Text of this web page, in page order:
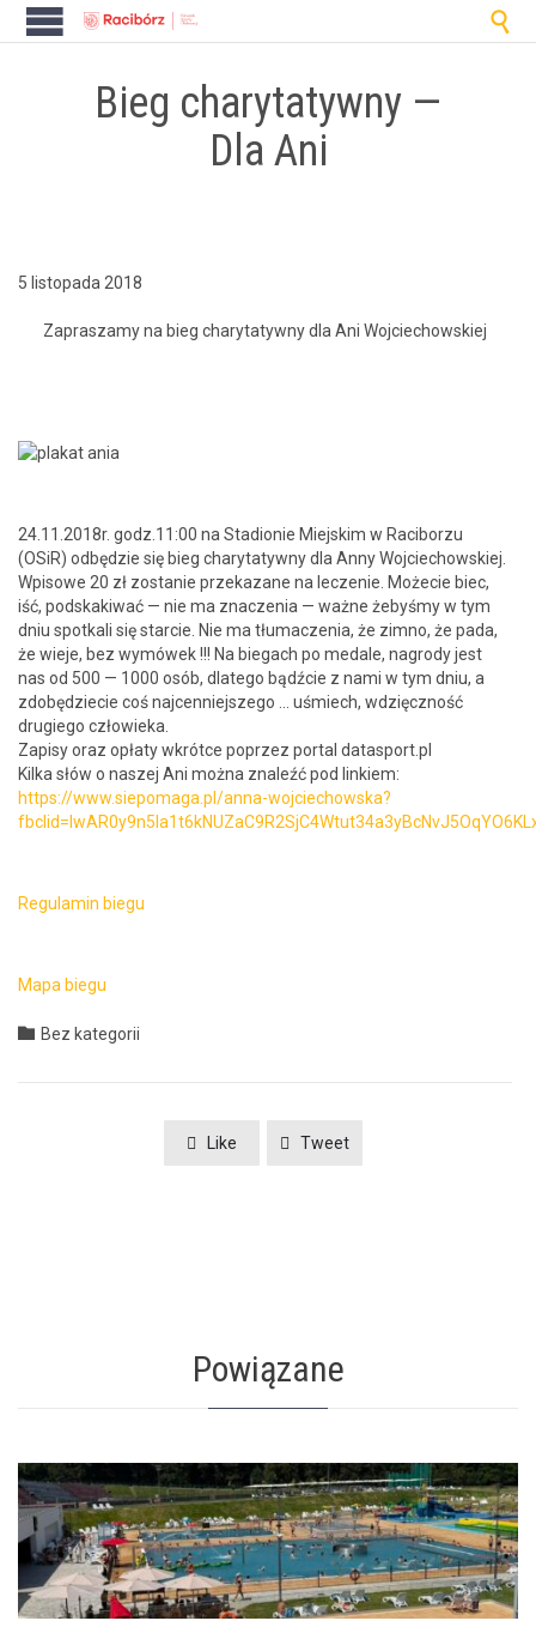

Bieg charytatywny —
Dla Ani
5 listopada 2018
Zaprasza­my na bieg chary­taty­wny dla Ani Wojciechowskiej
24.11.2018r. godz.11:00 na Sta­dion­ie Miejskim w Raci­borzu
(OSiR) odbędzie się bieg chary­taty­wny dla Anny Woj­ciechowskiej.
Wpisowe 20 zł zostanie przekazane na lecze­nie. Może­cie biec,
iść, pod­skaki­wać — nie ma znaczenia — ważne żebyśmy w tym
dniu spotkali się star­cie. Nie ma tłu­maczenia, że zim­no, że pada,
że wieje, bez wymówek !!! Na bie­gach po medale, nagrody jest
nas od 500 — 1000 osób, dlat­ego bądź­cie z nami w tym dniu, a
zdobędziecie coś naj­cen­niejszego … uśmiech, wdz­ięczność
drugiego człowieka.
Zapisy oraz opłaty wkrótce poprzez por­tal datasport.pl
Kil­ka słów o naszej Ani moż­na znaleźć pod linkiem:
https://www.siepomaga.pl/anna-wojciechowska?
Reg­u­lamin biegu
Mapa biegu
 Category
Bez kategorii
Like Tweet
Powiązane